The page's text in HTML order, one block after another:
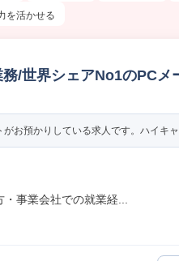
を活かせる
/世界シェアNo1のPCメ
お預かりしている求人です。ハイキ
事業会社での就業経...